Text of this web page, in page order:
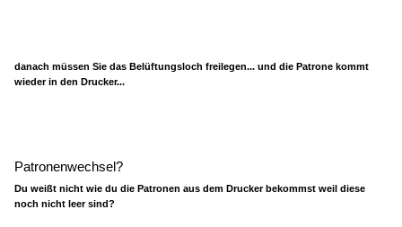
danach müssen Sie das Belüftungsloch freilegen... und die Patrone kommt
wieder in den Drucker...
Patronenwechsel?
Du weißt nicht wie du die Patronen aus dem Drucker bekommst weil diese
noch nicht leer sind?